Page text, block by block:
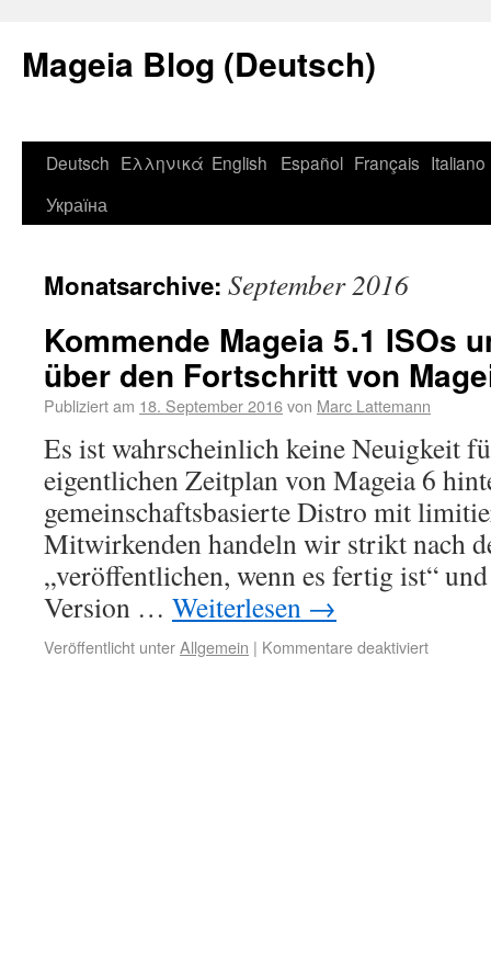
Mageia Blog (Deutsch)
Deutsch Ελληνικά English Español Français Italiano
Україна
Monatsarchive: September 2016
Kommende Mageia 5.1 ISOs
über den Fortschritt von
Publiziert am 18. September 2016von Marc Lattemann
Es ist wahrscheinlich keine Neuigkeit
eigentlichen Zeitplan von Mageia 6
gemeinschaftsbasierte Distro mit
Mitwirkenden handeln wir strikt nach
„veröffentlichen, wenn es fertig ist“
Version … Weiterlesen →
Veröffentlicht unterAllgemein | Kommentare deaktiviert